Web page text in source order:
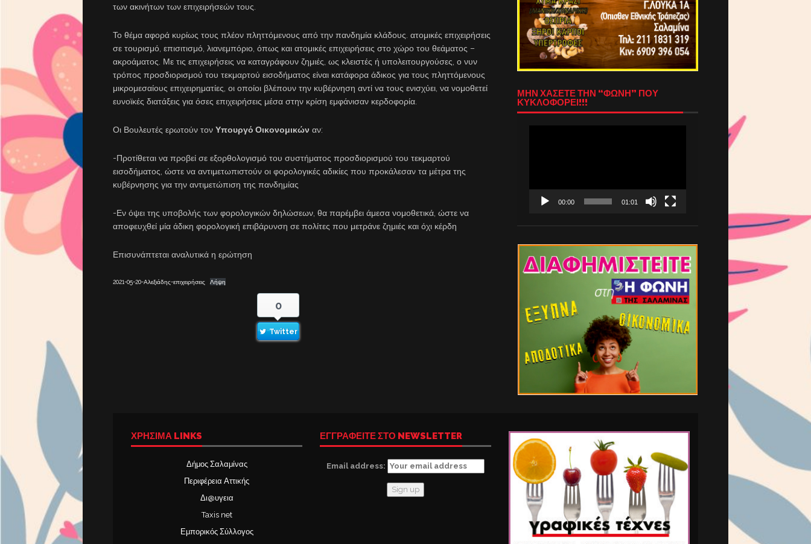
των ακινήτων των επιχειρήσεών τους.
Το θέμα αφορά κυρίως τους πλέον πληττόμενους από την πανδημία κλάδους. ατομικές επιχειρήσεις
σε τουρισμό, επισιτισμό, λιανεμπόριο, όπως και ατομικές επιχειρήσεις στο χώρο του θεάματος –
ακροάματος. Με τις επιχειρήσεις να καταγράφουν ζημιές, ως κλειστές ή υπολειτουργούσες, ο νυν
τρόπος προσδιορισμού του τεκμαρτού εισοδήματος είναι κατάφορα άδικος για τους πληττόμενους
μικρομεσαίους επιχειρηματίες, οι οποίοι βλέπουν την κυβέρνηση αντί να τους ενισχύει, να νομοθετεί
ευνοϊκές διατάξεις για όσες επιχειρήσεις μέσα στην κρίση εμφάνισαν κερδοφορία.
Οι Βουλευτές ερωτούν τον Υπουργό Οικονομικών αν:
-Προτίθεται να προβεί σε εξορθολογισμό του συστήματος προσδιορισμού του τεκμαρτού
εισοδήματος, ώστε να αντιμετωπιστούν οι φορολογικές αδικίες που προκάλεσαν τα μέτρα της
κυβέρνησης για την αντιμετώπιση της πανδημίας
-Εν όψει της υποβολής των φορολογικών δηλώσεων, θα παρέμβει άμεσα νομοθετικά, ώστε να
αποφευχθεί μία άδικη φορολογική επιβάρυνση σε πολίτες που μετράνε ζημιές και όχι κέρδη
Επισυνάπτεται αναλυτικά η ερώτηση
2021-05-20-Αλεξιάδης-επιχειρήσεις Λήψη
0
Twitter
ΜΗΝ ΧΑΣΕΤΕ ΤΗΝ “ΦΩΝΗ” ΠΟΥ
ΚΥΚΛΟΦΟΡΕΙ!!!
00:00 01:01
ΧΡΉΣΙΜΑ LINKS
Δήμος Σαλαμίνας
Περιφέρεια Αττικής
Δι@υγεια
Taxis net
Εμπορικός Σύλλογος
ΕΓΓΡΑΦΕΙΤΕ ΣΤΟ NEWSLETTER
Email address: